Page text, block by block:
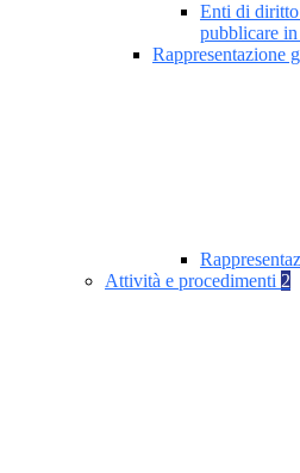
Enti di
pubblicare
Rappresentazione
Attività e procedimenti 2